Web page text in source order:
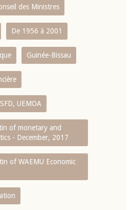
des Ministres
De 1956 à 2001
Guinée-Bissau
UEMOA
of monetary and
- December, 2017
of WAEMU Economic